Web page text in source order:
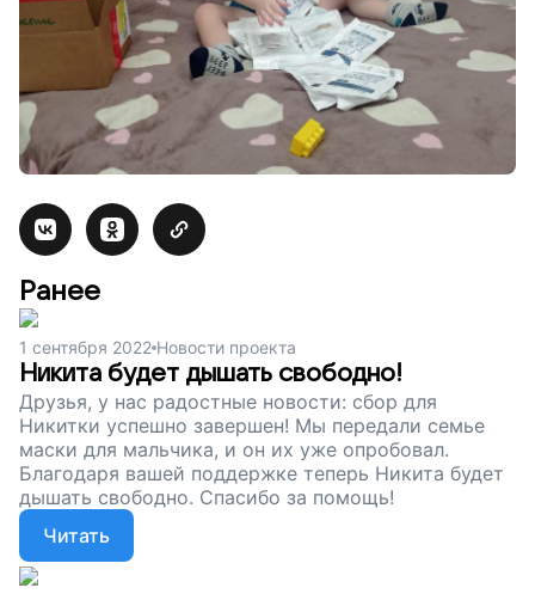
Ранее
1 сентября 2022 Новости проекта
Никита будет дышать свободно!
Друзья, у нас радостные новости: сбор для
Никитки успешно завершен! Мы передали семье
маски для мальчика, и он их уже опробовал.
Благодаря вашей поддержке теперь Никита будет
дышать свободно. Спасибо за помощь!
Читать